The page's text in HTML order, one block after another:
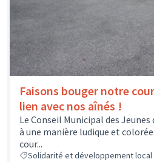
Faisons bouger notre
lien avec nos aînés !
Le Conseil Municipal des
à une manière ludique et
cour...
Solidarité et développement local